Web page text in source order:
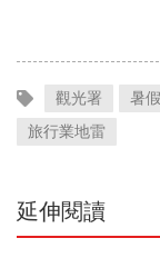
觀光署 暑假
旅行業地雷
延伸閱讀